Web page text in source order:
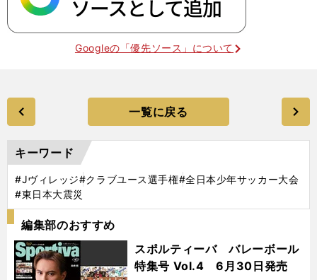
Googleの「優先ソース」について
一覧に戻る
キーワード
#Jヴィレッジ#クラブユース選手権#全日本少年サッカー大会
#東日本大震災
編集部のおすすめ
スポルティーバ バレーボール
特集号 Vol.4 6月30日発売